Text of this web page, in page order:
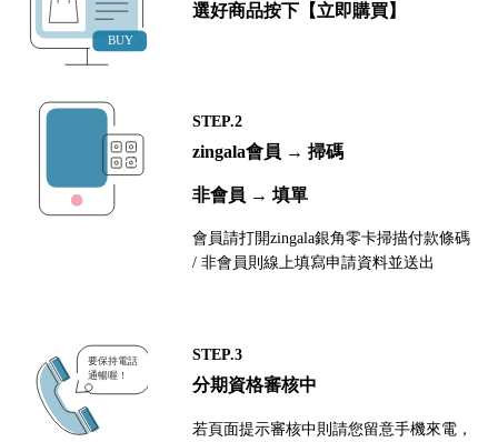
選好商品按下【立即購買】
STEP.2
zingala會員 → 掃碼
非會員 → 填單
會員請打開zingala銀角零卡掃描付款條碼
/ 非會員則線上填寫申請資料並送出
STEP.3
分期資格審核中
若頁面提示審核中則請您留意手機來電，